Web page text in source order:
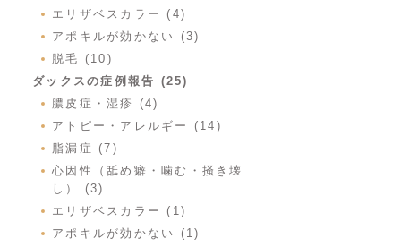
エリザベスカラー (4)
アポキルが効かない (3)
脱毛 (10)
ダックスの症例報告 (25)
膿皮症・湿疹 (4)
アトピー・アレルギー (14)
脂漏症 (7)
心因性（舐め癖・噛む・掻き壊
し） (3)
エリザベスカラー (1)
アポキルが効かない (1)